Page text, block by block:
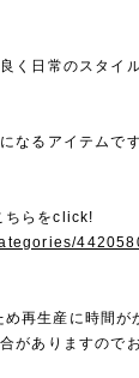
く日常のスタイ
なるアイテムです
ちらをclick!
再生産に時間が
がありますので